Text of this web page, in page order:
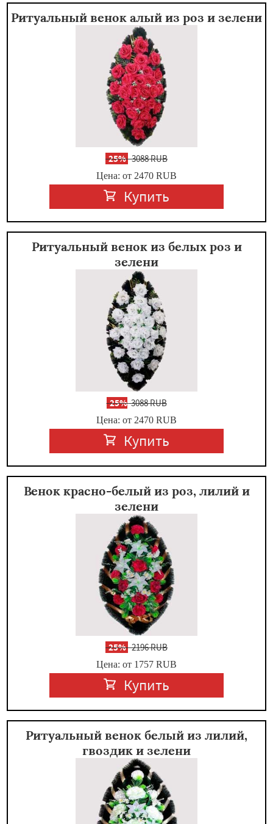
Ритуальный венок алый из роз и зелени
-25%3088 RUB
Цена: от 2470 RUB
Купить
Ритуальный венок из белых роз и
зелени
-25%3088 RUB
Цена: от 2470 RUB
Купить
Венок красно-белый из роз, лилий и
зелени
-25%2196 RUB
Цена: от 1757 RUB
Купить
Ритуальный венок белый из лилий,
гвоздик и зелени